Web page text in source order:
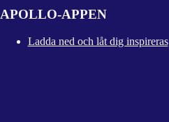
APOLLO-APPEN
Ladda ned och låt dig inspireras